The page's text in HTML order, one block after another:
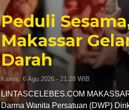
Kunjungan
Kapolres
Diterima
Kamis, 6 Agu 2026 - 20:11 WIB
LINTASCELEBES.COM WAJO —
kerja Ketua DPRD Kabupaten Wajo